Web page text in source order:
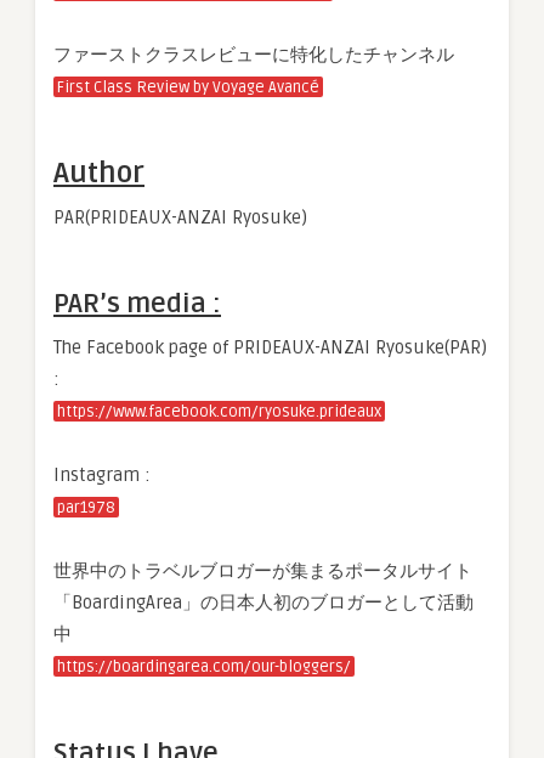
ファーストクラスレビューに特化したチャンネル
First Class Review by Voyage Avancé
Author
PAR(PRIDEAUX-ANZAI Ryosuke)
PAR’s media :
The Facebook page of PRIDEAUX-ANZAI Ryosuke(PAR)
:
https://www.facebook.com/ryosuke.prideaux
Instagram :
par1978
世界中のトラベルブロガーが集まるポータルサイト
「BoardingArea」の日本人初のブロガーとして活動
中
https://boardingarea.com/our-bloggers/